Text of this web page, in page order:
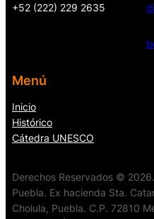
+52 (222) 229 2635
Menú
Inicio
Histórico
Cátedra UNESCO
Derechos Reservados ©
Puebla. Ex hacienda Sta.
Cholula, Puebla. C.P. 72810